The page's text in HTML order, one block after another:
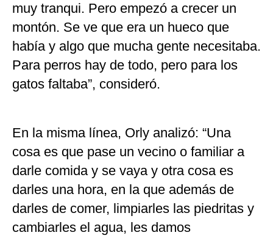
muy tranqui. Pero empezó a crecer un
montón. Se ve que era un hueco que
había y algo que mucha gente necesitaba.
Para perros hay de todo, pero para los
gatos faltaba”, consideró.
En la misma línea, Orly analizó: “Una
cosa es que pase un vecino o familiar a
darle comida y se vaya y otra cosa es
darles una hora, en la que además de
darles de comer, limpiarles las piedritas y
cambiarles el agua, les damos